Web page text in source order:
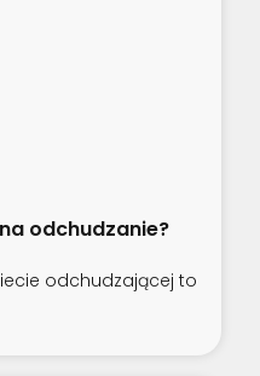
odchudzanie?
odchudzającej to